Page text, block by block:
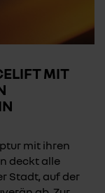
MIT
mit ihren
deckt alle
Stadt, auf der